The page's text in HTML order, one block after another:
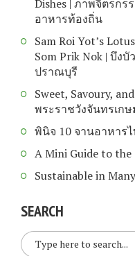
Dishes | ภาพจิตรกร
อาหารท้องถิ่น
Sam Roi Yot’s
Som Prik Nok | บึง
ปราณบุรี
Sweet, Savoury,
พระราชวังจันทรเก
พินิจ 10 จานอาหาร
A Mini Guide to the
Sustainable in
SEARCH